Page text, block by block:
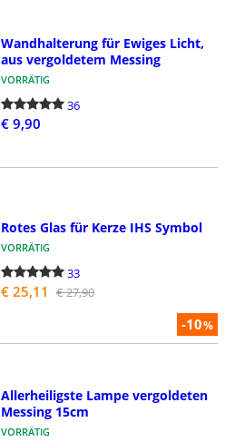
Wandhalterung für Ewiges Licht,
aus vergoldetem Messing
VORRÄTIG
36
€ 9,90
-10%
Rotes Glas für Kerze IHS Symbol
VORRÄTIG
33
€ 25,11 € 27,90
Allerheiligste Lampe vergoldeten
Messing 15cm
VORRÄTIG